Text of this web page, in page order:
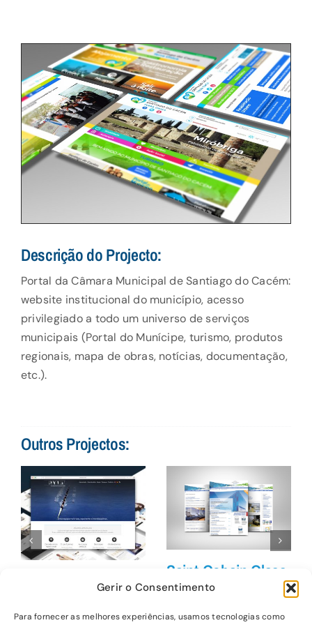
Gerir o Consentimento
Para fornecer as melhores experiências, usamos tecnologias como
Serviços
Portfólio
Contactos
Descrição do Projecto:
Portal da Câmara Municipal de Santiago do Cacém:
website institucional do município, acesso
privilegiado a todo um universo de serviços
municipais (Portal do Munícipe, turismo, produtos
regionais, mapa de obras, notícias, documentação,
etc.).
Outros Projectos:
Marketing
Saint-Gobain Glass
Newsletter
Website